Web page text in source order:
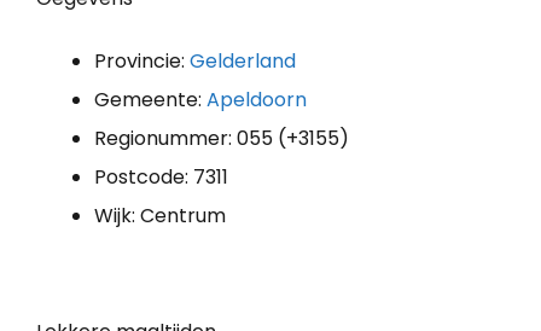
Provincie: Gelderland
Gemeente: Apeldoorn
Regionummer: 055 (+3155)
Postcode: 7311
Wijk: Centrum